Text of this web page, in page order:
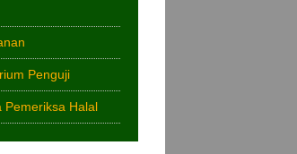
Penguji
Pemeriksa Halal